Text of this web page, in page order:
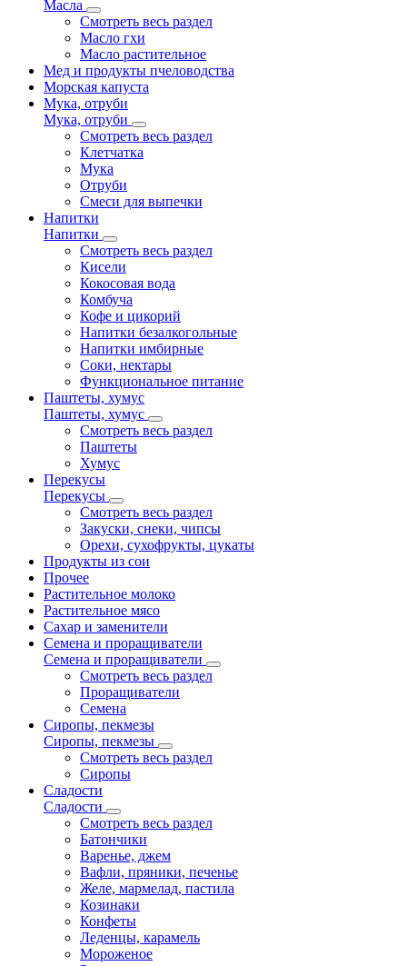
Масла
Смотреть весь раздел
Масло гхи
Масло растительное
Мед и продукты пчеловодства
Морская капуста
Мука, отруби
Мука, отруби
Смотреть весь раздел
Клетчатка
Мука
Отруби
Смеси для выпечки
Напитки
Напитки
Смотреть весь раздел
Кисели
Кокосовая вода
Комбуча
Кофе и цикорий
Напитки безалкогольные
Напитки имбирные
Соки, нектары
Функциональное питание
Паштеты, хумус
Паштеты, хумус
Смотреть весь раздел
Паштеты
Хумус
Перекусы
Перекусы
Смотреть весь раздел
Закуски, снеки, чипсы
Орехи, сухофрукты, цукаты
Продукты из сои
Прочее
Растительное молоко
Растительное мясо
Сахар и заменители
Семена и проращиватели
Семена и проращиватели
Смотреть весь раздел
Проращиватели
Семена
Сиропы, пекмезы
Сиропы, пекмезы
Смотреть весь раздел
Сиропы
Сладости
Сладости
Смотреть весь раздел
Батончики
Варенье, джем
Вафли, пряники, печенье
Желе, мармелад, пастила
Козинаки
Конфеты
Леденцы, карамель
Мороженое